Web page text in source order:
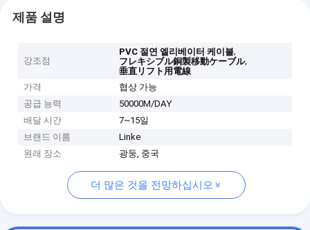
제품 설명
강조점
PVC 절연 엘리베이터 케이블,
フレキシブル銅製移動ケーブル,
垂直リフト用電線
가격
협상 가능
공급 능력
50000M/DAY
배달 시간
7~15일
브랜드 이름
Linke
원래 장소
광둥, 중국
더 많은 것을 전망하십시오